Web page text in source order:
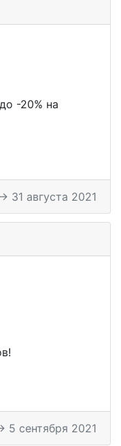
-20% на
31 августа 2021
5 сентября 2021